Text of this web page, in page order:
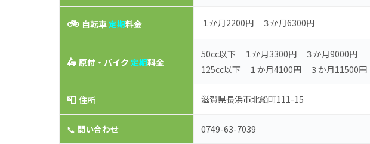
🚲 自転車 定期料金 １か月2200円 ３か月6300円
🛵 原付・バイク 定期料金
50cc以下 １か月3300円 ３か月9000円
125cc以下 １か月4100円 ３か月11500円
📮 住所 滋賀県長浜市北船町111-15
📞 問い合わせ 0749-63-7039